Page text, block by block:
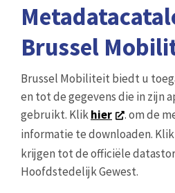
Brussel
Brussel Mobiliteit biedt u
en tot de gegevens die in zijn
gebruikt. Klikhier
. om de
informatie te downloaden. Klik
krijgen tot de officiële
Hoofdstedelijk Gewest.